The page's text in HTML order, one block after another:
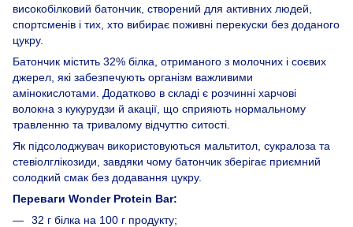
високобілковий батончик, створений для активних людей,
спортсменів і тих, хто вибирає поживні перекуски без доданого
цукру.
Батончик містить 32% білка, отриманого з молочних і соєвих
джерел, які забезпечують організм важливими
амінокислотами. Додатково в складі є розчинні харчові
волокна з кукурудзи й акації, що сприяють нормальному
травленню та тривалому відчуттю ситості.
Як підсолоджувач використовуються мальтитол, сукралоза та
стевіолглікозиди, завдяки чому батончик зберігає приємний
солодкий смак без додавання цукру.
Переваги Wonder Protein Bar:
32 г білка на 100 г продукту;